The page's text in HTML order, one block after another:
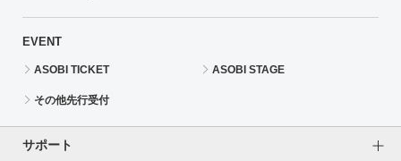
EVENT
ASOBI TICKET ASOBI STAGE
その他先行受付
サポート